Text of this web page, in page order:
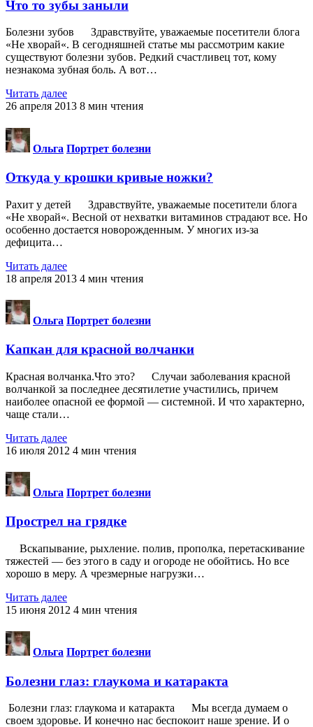
Что то зубы заныли
Болезни зубов Здравствуйте, уважаемые посетители блога
«Не хворай«. В сегодняшней статье мы рассмотрим какие
существуют болезни зубов. Редкий счастливец тот, кому
незнакома зубная боль. А вот…
Читать далее
26 апреля 2013 8 мин чтения
Ольга Портрет болезни
Откуда у крошки кривые ножки?
Рахит у детей Здравствуйте, уважаемые посетители блога
«Не хворай«. Весной от нехватки витаминов страдают все. Но
особен­но достается новорожденным. У многих из-за
дефицита…
Читать далее
18 апреля 2013 4 мин чтения
Ольга Портрет болезни
Капкан для красной волчанки
Красная волчанка.Что это? Случаи заболева­ния красной
волчанкой за последнее десятилетие участились, причем
наиболее опасной ее формой — системной. И что характерно,
чаще стали…
Читать далее
16 июля 2012 4 мин чтения
Ольга Портрет болезни
Прострел на грядке
Вскапывание, рыхление. полив, прополка, перетаскивание
тяжестей — без этого в саду и огороде не обойтись. Но все
хорошо в меру. А чрезмерные нагрузки…
Читать далее
15 июня 2012 4 мин чтения
Ольга Портрет болезни
Болезни глаз: глаукома и катаракта
Болезни глаз: глаукома и катаракта Мы всегда думаем о
своем здоровье. И конечно нас беспокоит наше зрение. И о